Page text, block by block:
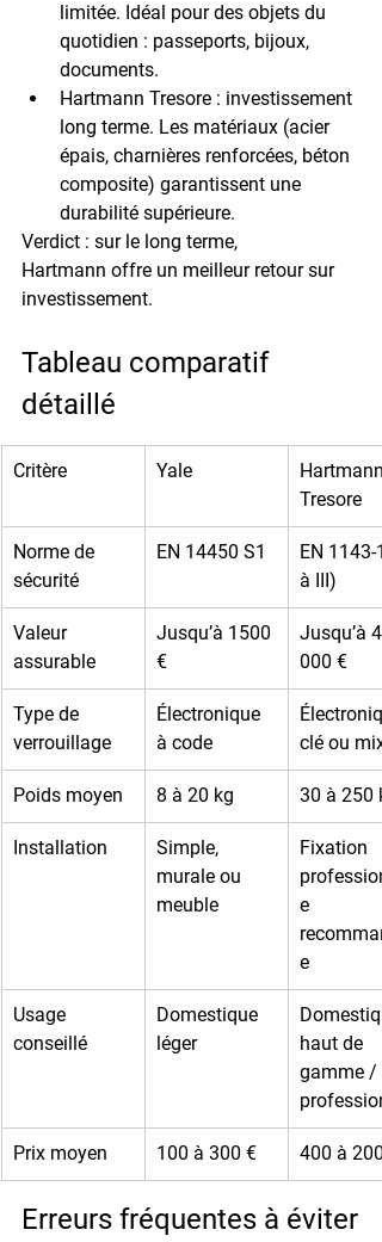
limitée. Idéal pour des objets du
quotidien : passeports, bijoux,
documents.
Hartmann Tresore : investissement
long terme. Les matériaux (acier
épais, charnières renforcées, béton
composite) garantissent une
durabilité supérieure.
Verdict : sur le long terme,
Hartmann offre un meilleur retour sur
investissement.
Tableau comparatif
détaillé
Critère Yale
Hartmann
Tresore
Norme de
sécurité
EN 14450 S1
EN 1143-
à III)
Valeur
assurable
Jusqu’à 1500
€
Jusqu’à
000 €
Type de
verrouillage
Électronique
à code
clé ou
Poids moyen 8 à 20 kg 30 à 250
Installation
Simple,
murale ou
meuble
Fixation
e
e
Usage
conseillé
Domestique
léger
haut de
gamme /
Prix moyen 100 à 300 € 400 à
Erreurs fréquentes à éviter